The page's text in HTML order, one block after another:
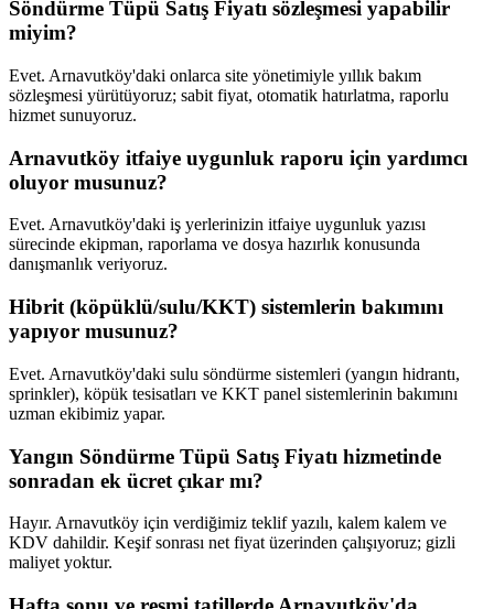
Söndürme Tüpü Satış Fiyatı sözleşmesi yapabilir
miyim?
Evet. Arnavutköy'daki onlarca site yönetimiyle yıllık bakım
sözleşmesi yürütüyoruz; sabit fiyat, otomatik hatırlatma, raporlu
hizmet sunuyoruz.
Arnavutköy itfaiye uygunluk raporu için yardımcı
oluyor musunuz?
Evet. Arnavutköy'daki iş yerlerinizin itfaiye uygunluk yazısı
sürecinde ekipman, raporlama ve dosya hazırlık konusunda
danışmanlık veriyoruz.
Hibrit (köpüklü/sulu/KKT) sistemlerin bakımını
yapıyor musunuz?
Evet. Arnavutköy'daki sulu söndürme sistemleri (yangın hidrantı,
sprinkler), köpük tesisatları ve KKT panel sistemlerinin bakımını
uzman ekibimiz yapar.
Yangın Söndürme Tüpü Satış Fiyatı hizmetinde
sonradan ek ücret çıkar mı?
Hayır. Arnavutköy için verdiğimiz teklif yazılı, kalem kalem ve
KDV dahildir. Keşif sonrası net fiyat üzerinden çalışıyoruz; gizli
maliyet yoktur.